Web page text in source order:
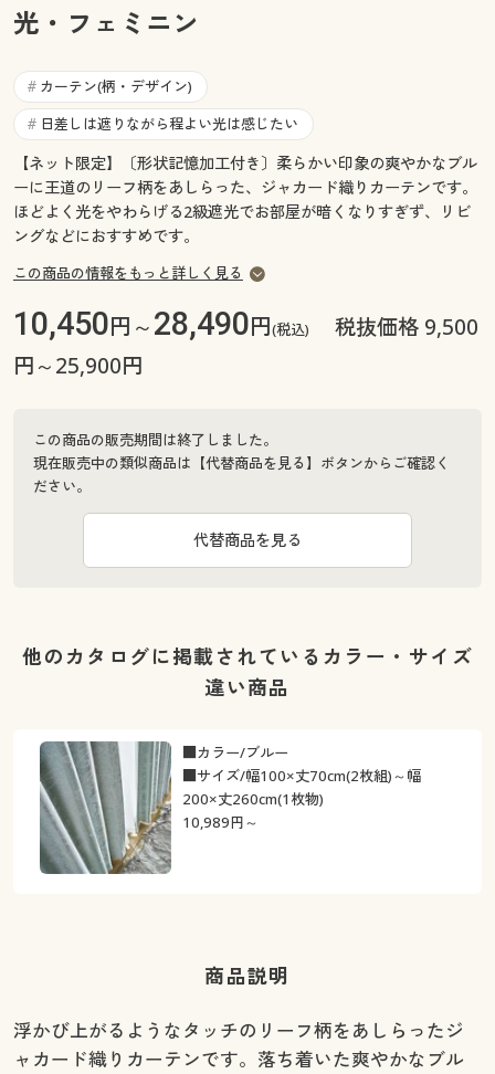
サポート
ご利用ガイド
よくある質問とお問い合わせ
サポート
ご利用ガイド
よくある質問とお問い合わせ
光・フェミニン
# カーテン(柄・デザイン)
# 日差しは遮りながら程よい光は感じたい
【ネット限定】〔形状記憶加工付き〕柔らかい印象の爽やかなブル
ーに王道のリーフ柄をあしらった、ジャカード織りカーテンです。
ほどよく光をやわらげる2級遮光でお部屋が暗くなりすぎず、リビ
ングなどにおすすめです。
この商品の情報をもっと詳しく見る
10,450円～28,490円(税込)
税抜価格 9,500
円～25,900円
この商品の販売期間は終了しました。
現在販売中の類似商品は【代替商品を見る】ボタンからご確認く
ださい。
代替商品を見る
他のカタログに掲載されているカラー・サイズ
違い商品
10,989円～
■カラー/ブルー
■サイズ/幅100×丈70cm(2枚組)～幅
200×丈260cm(1枚物)
商品説明
浮かび上がるようなタッチのリーフ柄をあしらったジ
ャカード織りカーテンです。落ち着いた爽やかなブル